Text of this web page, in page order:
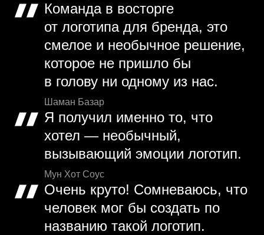
Команда в восторге
от логотипа для бренда, это
смелое и необычное решение,
которое не пришло бы
в голову ни одному из нас.
Шаман Базар
Я получил именно то, что
хотел — необычный,
вызывающий эмоции логотип.
Мун Хот Соус
Очень круто! Сомневаюсь, что
человек мог бы создать по
названию такой логотип.